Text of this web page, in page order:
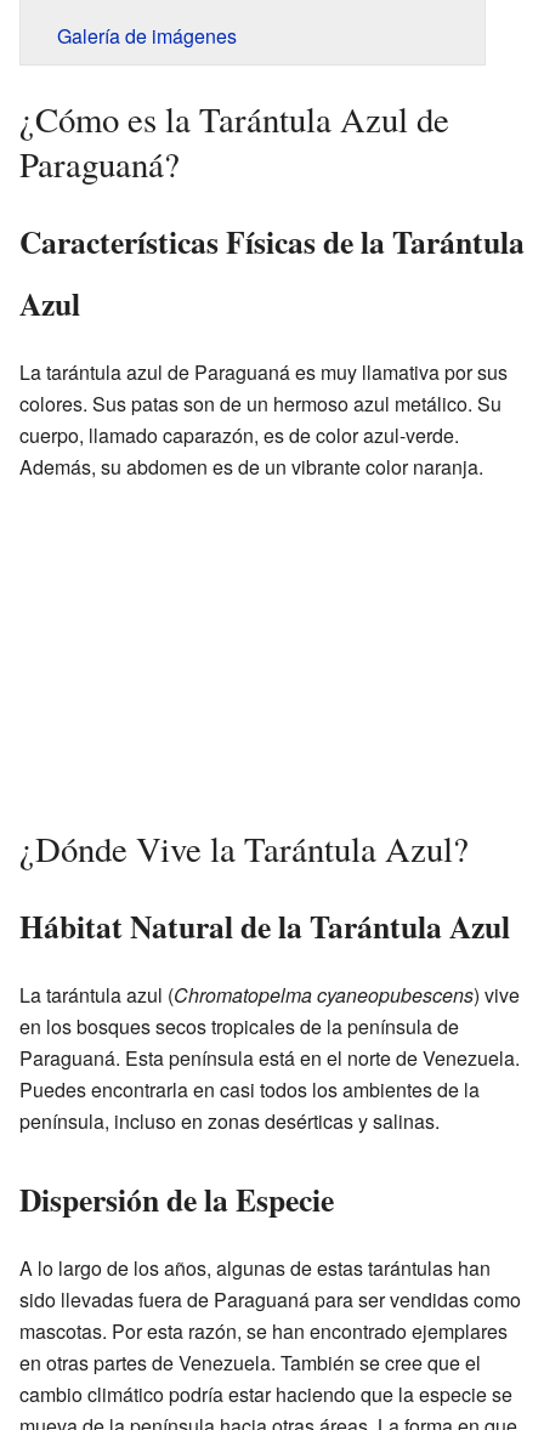
Galería de imágenes
¿Cómo es la Tarántula Azul de
Paraguaná?
Características Físicas de la Tarántula
Azul
La tarántula azul de Paraguaná es muy llamativa por sus
colores. Sus patas son de un hermoso azul metálico. Su
cuerpo, llamado caparazón, es de color azul-verde.
Además, su abdomen es de un vibrante color naranja.
¿Dónde Vive la Tarántula Azul?
Hábitat Natural de la Tarántula Azul
La tarántula azul (Chromatopelma cyaneopubescens) vive
en los bosques secos tropicales de la península de
Paraguaná. Esta península está en el norte de Venezuela.
Puedes encontrarla en casi todos los ambientes de la
península, incluso en zonas desérticas y salinas.
Dispersión de la Especie
A lo largo de los años, algunas de estas tarántulas han
sido llevadas fuera de Paraguaná para ser vendidas como
mascotas. Por esta razón, se han encontrado ejemplares
en otras partes de Venezuela. También se cree que el
cambio climático podría estar haciendo que la especie se